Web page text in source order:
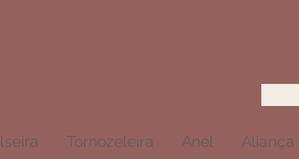
Tornozeleira Anel Aliança